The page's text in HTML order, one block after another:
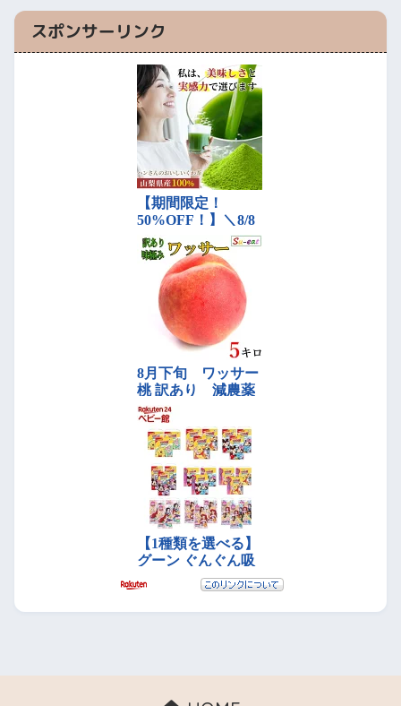
スポンサーリンク